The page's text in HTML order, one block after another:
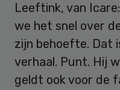
Leeftink, van
we het snel over
zijn behoefte. Dat
verhaal. Punt. Hij
geldt ook voor de